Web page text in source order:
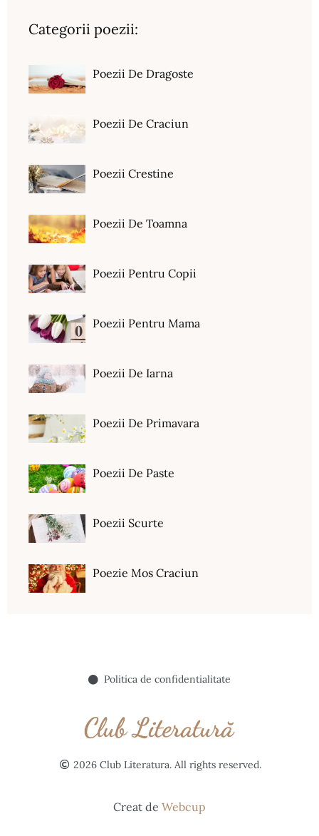
Categorii poezii:
Poezii De Dragoste
Poezii De Craciun
Poezii Crestine
Poezii De Toamna
Poezii Pentru Copii
Poezii Pentru Mama
Poezii De Iarna
Poezii De Primavara
Poezii De Paste
Poezii Scurte
Poezie Mos Craciun
Politica de confidentialitate
2026 Club Literatura. All rights reserved.
Creat de Webcup